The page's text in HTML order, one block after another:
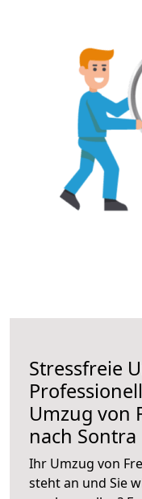
Stressfreie
Umzug von
nach Sontra
Ihr Umzug von
steht an und Sie